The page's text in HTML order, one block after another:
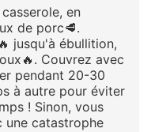
en
de porc🥩.
jusqu'à ébullition,
Couvrez avec
pendant 20-30
à autre pour éviter
! Sinon, vous
une catastrophe